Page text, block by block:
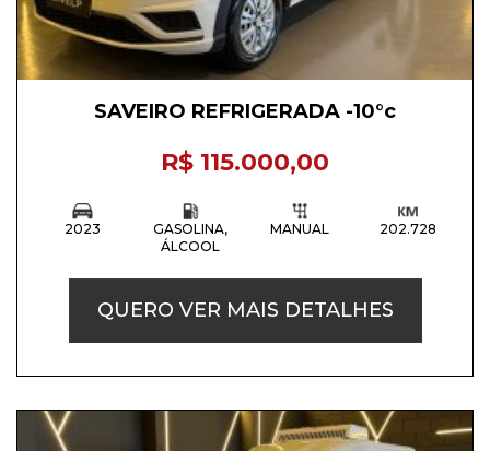
SAVEIRO REFRIGERADA -10°c
R$ 115.000,00
2023
GASOLINA,
ÁLCOOL
MANUAL 202.728
QUERO VER MAIS DETALHES